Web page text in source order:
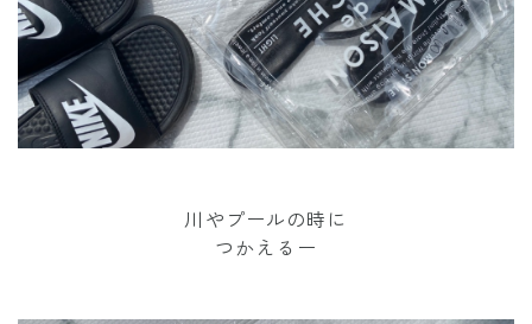
川やプールの時に
つかえるー